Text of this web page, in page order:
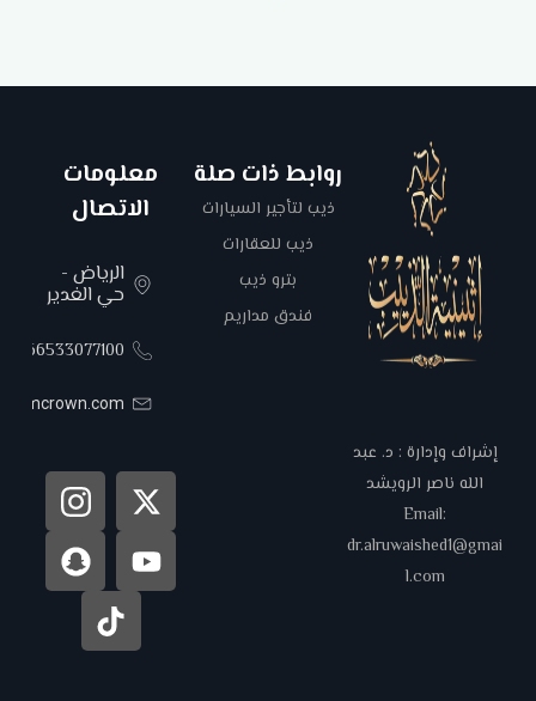
إشراف وإدارة : د. عبد
الله ناصر الرويشد
Email:
dr.alruwaished1@gmai
l.com
روابط ذات صلة
ذيب لتأجير السيارات
ذيب للعقارات
بترو ذيب
فندق مداريم
معلومات
الاتصال
الرياض -
حي الغدير